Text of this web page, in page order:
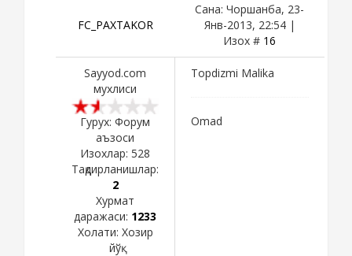
FC_PAXTAKOR
Сана: Чоршанба, 23-
Янв-2013, 22:54 |
Изох # 16
Sayyod.com
мухлиси
Гурух: Форум
аъзоси
Изохлар: 528
Тақдирланишлар:
2
Хурмат
даражаси: 1233
Холати: Хозир
йўқ
Topdizmi Malika
Omad